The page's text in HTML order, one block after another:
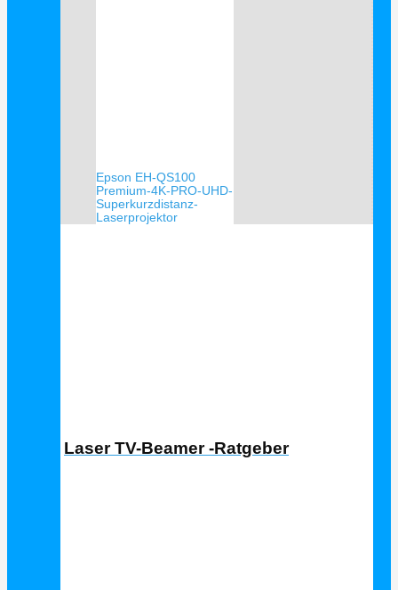
Epson EH-QS100
Premium-4K-PRO-UHD-
Superkurzdistanz-
Laserprojektor
Laser TV-Beamer -Ratgeber